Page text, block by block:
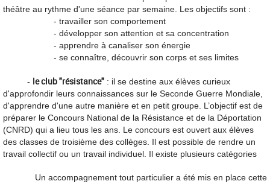
théâtre au rythme d'une séance par semaine. Les objectifs sont :
- travailler son comportement
- développer son attention et sa concentration
- apprendre à canaliser son énergie
- se connaître, découvrir son corps et ses limites
- le club "résistance": il se destine aux élèves curieux
d'approfondir leurs connaissances sur le Seconde Guerre Mondiale,
d'apprendre d'une autre manière et en petit groupe. L’objectif est de
préparer le Concours National de la Résistance et de la Déportation
(CNRD) qui a lieu tous les ans. Le concours est ouvert aux élèves
des classes de troisième des collèges. Il est possible de rendre un
travail collectif ou un travail individuel. Il existe plusieurs catégories
Un accompagnement tout particulier a été mis en place cette